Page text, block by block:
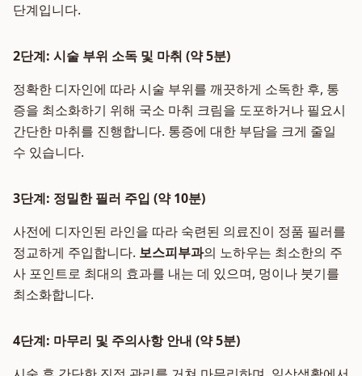
단계입니다.
2단계: 시술 부위 소독 및 마취 (약 5분)
정확한 디자인에 따라 시술 부위를 깨끗하게 소독한 후, 통
증을 최소화하기 위해 국소 마취 크림을 도포하거나 필요시
간단한 마취를 진행합니다. 통증에 대한 부담을 크게 줄일
수 있습니다.
3단계: 정밀한 필러 주입 (약 10분)
사전에 디자인된 라인을 따라 숙련된 의료진이 정품 필러를
정교하게 주입합니다. 보스피부과의 노하우는 최소한의 주
사 포인트로 최대의 효과를 내는 데 있으며, 멍이나 붓기를
최소화합니다.
4단계: 마무리 및 주의사항 안내 (약 5분)